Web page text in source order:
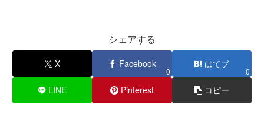
シェアする
X Facebook
0
はてブ
0
LINE Pinterest コピー